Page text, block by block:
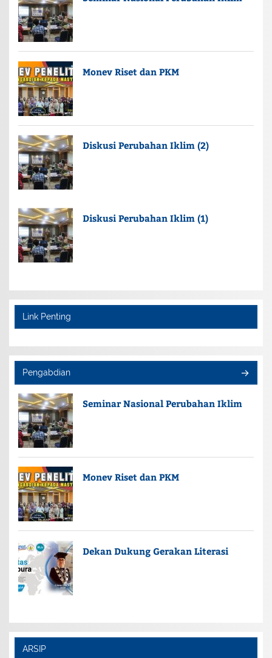
Monev Riset dan PKM
Diskusi Perubahan Iklim (2)
Diskusi Perubahan Iklim (1)
Link Penting
Pengabdian
Seminar Nasional Perubahan Iklim
Monev Riset dan PKM
Dekan Dukung Gerakan Literasi
ARSIP